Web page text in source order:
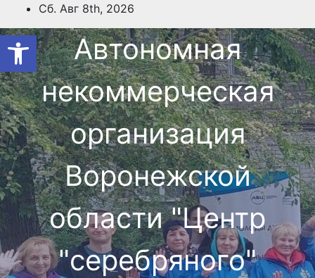
Перейти
к
содержимому
Сб. Авг 8th, 2026
Автономная
некоммерческая
организация
Воронежской
области "Центр
"cеребряного"
Открыть панель